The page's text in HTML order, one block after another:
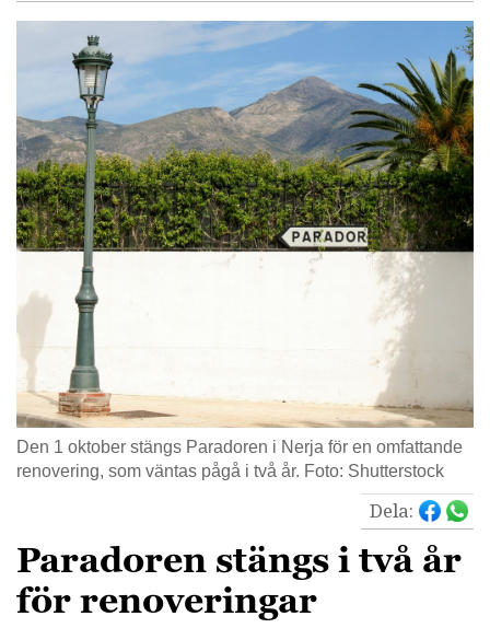
Den 1 oktober stängs Paradoren i Nerja för en omfattande
renovering, som väntas pågå i två år. Foto: Shutterstock
Dela:
Paradoren stängs i två år
för renoveringar